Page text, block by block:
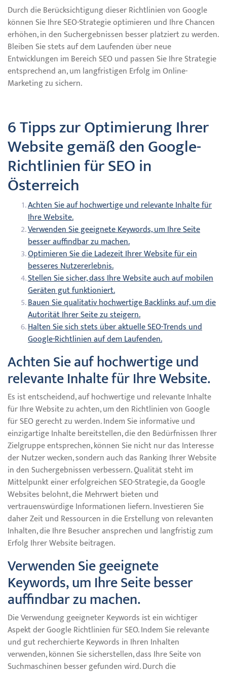
Durch die Berücksichtigung dieser Richtlinien von Google
können Sie Ihre SEO-Strategie optimieren und Ihre Chancen
erhöhen, in den Suchergebnissen besser platziert zu werden.
Bleiben Sie stets auf dem Laufenden über neue
Entwicklungen im Bereich SEO und passen Sie Ihre Strategie
entsprechend an, um langfristigen Erfolg im Online-
Marketing zu sichern.
6 Tipps zur Optimierung Ihrer
Website gemäß den Google-
Richtlinien für SEO in
Österreich
Achten Sie auf hochwertige und relevante Inhalte für
Ihre Website.
Verwenden Sie geeignete Keywords, um Ihre Seite
besser auffindbar zu machen.
Optimieren Sie die Ladezeit Ihrer Website für ein
besseres Nutzererlebnis.
Stellen Sie sicher, dass Ihre Website auch auf mobilen
Geräten gut funktioniert.
Bauen Sie qualitativ hochwertige Backlinks auf, um die
Autorität Ihrer Seite zu steigern.
Halten Sie sich stets über aktuelle SEO-Trends und
Google-Richtlinien auf dem Laufenden.
Achten Sie auf hochwertige und
relevante Inhalte für Ihre Website.
Es ist entscheidend, auf hochwertige und relevante Inhalte
für Ihre Website zu achten, um den Richtlinien von Google
für SEO gerecht zu werden. Indem Sie informative und
einzigartige Inhalte bereitstellen, die den Bedürfnissen Ihrer
Zielgruppe entsprechen, können Sie nicht nur das Interesse
der Nutzer wecken, sondern auch das Ranking Ihrer Website
in den Suchergebnissen verbessern. Qualität steht im
Mittelpunkt einer erfolgreichen SEO-Strategie, da Google
Websites belohnt, die Mehrwert bieten und
vertrauenswürdige Informationen liefern. Investieren Sie
daher Zeit und Ressourcen in die Erstellung von relevanten
Inhalten, die Ihre Besucher ansprechen und langfristig zum
Erfolg Ihrer Website beitragen.
Verwenden Sie geeignete
Keywords, um Ihre Seite besser
auffindbar zu machen.
Die Verwendung geeigneter Keywords ist ein wichtiger
Aspekt der Google Richtlinien für SEO. Indem Sie relevante
und gut recherchierte Keywords in Ihren Inhalten
verwenden, können Sie sicherstellen, dass Ihre Seite von
Suchmaschinen besser gefunden wird. Durch die